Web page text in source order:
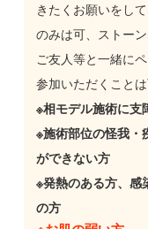
きたくお願いをし
のみは可、ストー
ご友人等と一緒に
参加いただくことは
※相モデル施術に支
※施術部位の怪我・
ができない方
※発熱のある方、感
の方